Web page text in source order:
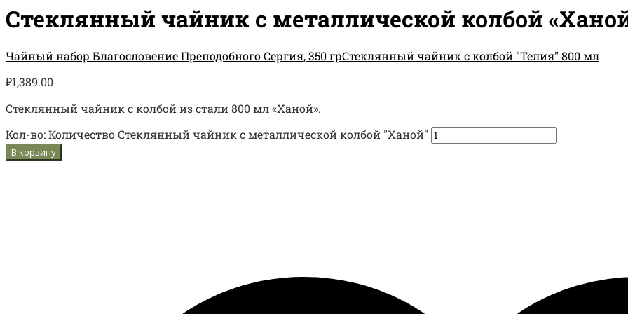
Стеклянный чайник с металлической колбой
Чайный набор Благословение Преподобного Сергия, 350 грСтеклянный чайник с колбой "Телия" 800 мл
₽1,389.00
Стеклянный чайник с колбой из стали 800 мл «Ханой».
Кол-во:Количество Стеклянный чайник с металлической колбой "Ханой"
В корзину